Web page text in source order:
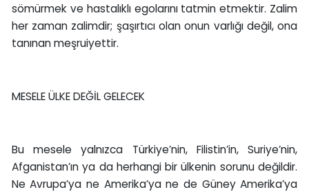
sömürmek ve hastalıklı egolarını tatmin etmektir. Zalim
her zaman zalimdir; şaşırtıcı olan onun varlığı değil, ona
tanınan meşruiyettir.
MESELE ÜLKE DEĞİL GELECEK
Bu mesele yalnızca Türkiye’nin, Filistin’in, Suriye’nin,
Afganistan’ın ya da herhangi bir ülkenin sorunu değildir.
Ne Avrupa’ya ne Amerika’ya ne de Güney Amerika’ya